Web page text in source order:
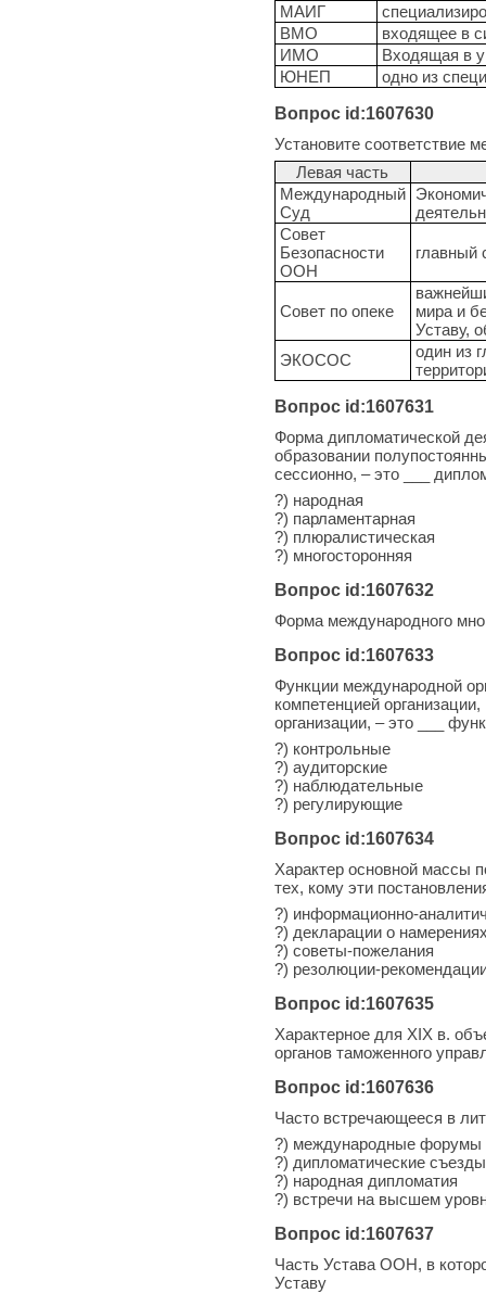
МАИГ
ВМО
входящее в
ИМО
Входящая в
ЮНЕП
одно из
Вопрос id:1607630
Установите соответствие
Левая часть
Международный
Суд
Совет
Безопасности
ООН
главный
Совет по опеке
мира и
Уставу,
ЭКОСОС
один из
Вопрос id:1607631
Форма дипломатической
образовании
сессионно, – это ___
?) народная
?) парламентарная
?) плюралистическая
?) многосторонняя
Вопрос id:1607632
Форма международного
Вопрос id:1607633
Функции международной
компетенцией
организации, – это ___
?) контрольные
?) аудиторские
?) наблюдательные
?) регулирующие
Вопрос id:1607634
Характер основной массы
тех, кому эти
?) информационно-
?) декларации о
?) советы-пожелания
?) резолюции-
Вопрос id:1607635
Характерное для XIX в.
органов таможенного
Вопрос id:1607636
Часто встречающееся в
?) международные форумы
?) дипломатические съезды
?) народная дипломатия
?) встречи на высшем
Вопрос id:1607637
Часть Устава ООН, в
Уставу